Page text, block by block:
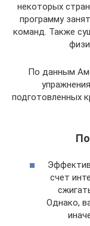
некоторых
программу
команд. Также
По данным
подготовленных
счет
Однако,